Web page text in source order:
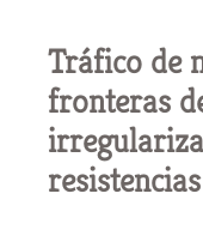
Tráfico de
fronteras
resistencias